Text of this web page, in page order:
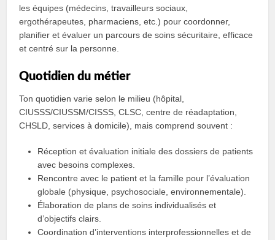
les équipes (médecins, travailleurs sociaux,
ergothérapeutes, pharmaciens, etc.) pour coordonner,
planifier et évaluer un parcours de soins sécuritaire, efficace
et centré sur la personne.
Quotidien du métier
Ton quotidien varie selon le milieu (hôpital,
CIUSSS/CIUSSM/CISSS, CLSC, centre de réadaptation,
CHSLD, services à domicile), mais comprend souvent :
Réception et évaluation initiale des dossiers de patients
avec besoins complexes.
Rencontre avec le patient et la famille pour l’évaluation
globale (physique, psychosociale, environnementale).
Élaboration de plans de soins individualisés et
d’objectifs clairs.
Coordination d’interventions interprofessionnelles et de